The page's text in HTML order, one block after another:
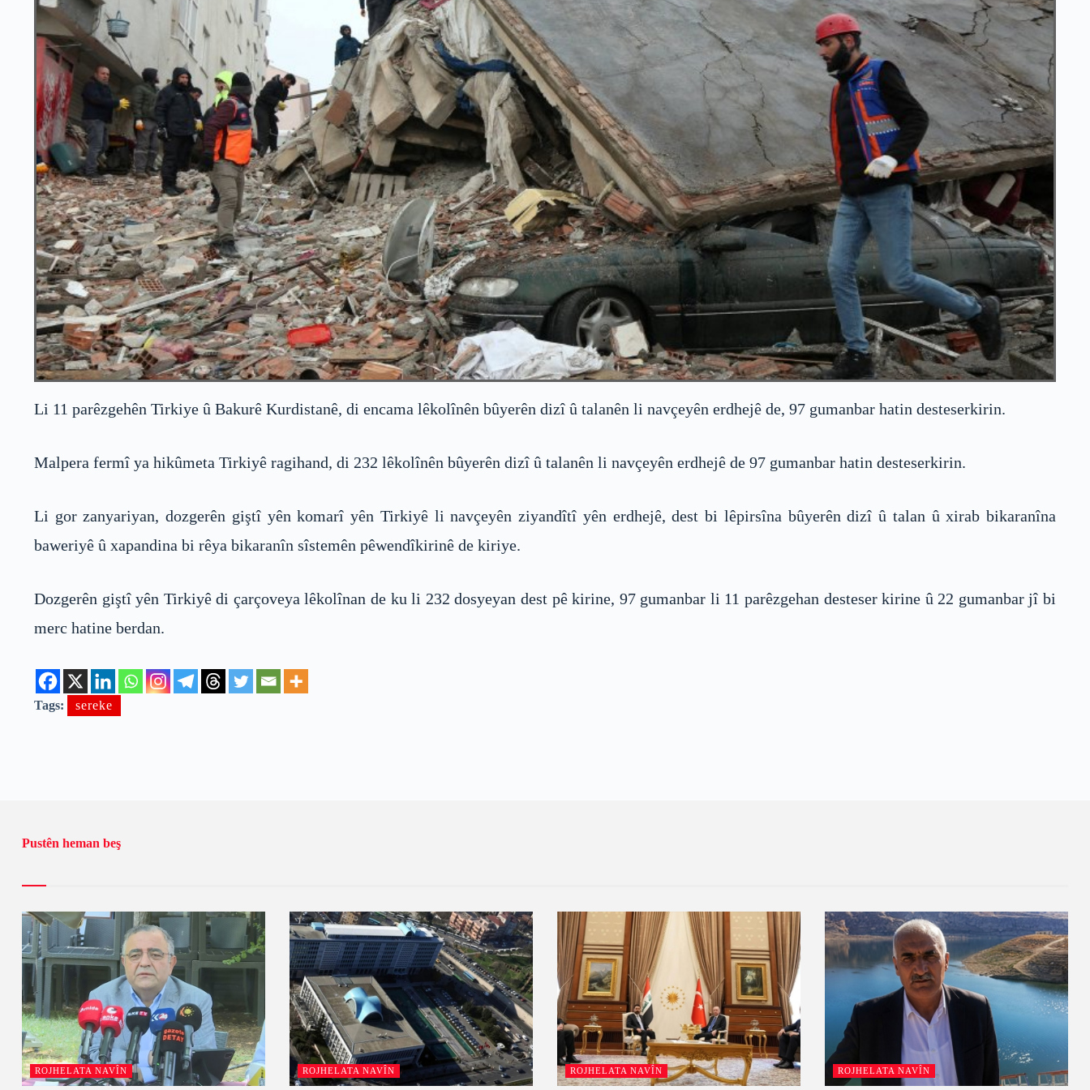
Li 11 parêzgehên Tirkiye û Bakurê Kurdistanê, di encama lêkolînên bûyerên dizî û talanên li navçeyên erdhejê de, 97 gumanbar hatin desteserkirin.
Malpera fermî ya hikûmeta Tirkiyê ragihand, di 232 lêkolînên bûyerên dizî û talanên li navçeyên erdhejê de 97 gumanbar hatin desteserkirin.
Li gor zanyariyan, dozgerên giştî yên komarî yên Tirkiyê li navçeyên ziyandîtî yên erdhejê, dest bi lêpirsîna bûyerên dizî û talan û xirab bikaranîna
baweriyê û xapandina bi rêya bikaranîn sîstemên pêwendîkirinê de kiriye.
Dozgerên giştî yên Tirkiyê di çarçoveya lêkolînan de ku li 232 dosyeyan dest pê kirine, 97 gumanbar li 11 parêzgehan desteser kirine û 22 gumanbar jî bi
merc hatine berdan.
Tags: sereke
Pustên heman beş
ROJHELATA NAVÎN ROJHELATA NAVÎN ROJHELATA NAVÎN ROJHELATA NAVÎN